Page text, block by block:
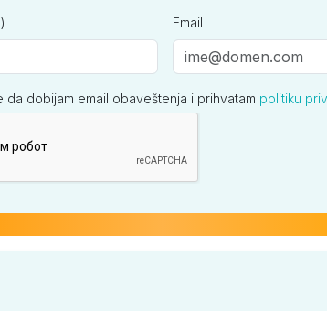
Email
da dobijam email obaveštenja i prihvatam politiku